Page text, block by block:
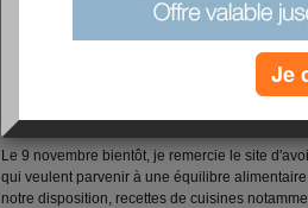
Le 9 novembre bientôt, je remercie le site
qui veulent parvenir à une équilibre
notre disposition, recettes de cuisines
Je